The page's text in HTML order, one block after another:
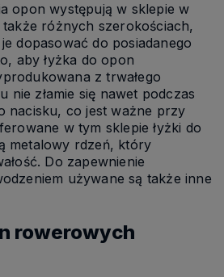
opon występują w sklepie w
różnych szerokościach,
dopasować do posiadanego
aby łyżka do opon
z trwałego
nie złamie się nawet podczas
nacisku, co jest ważne przy
w tym sklepie łyżki do
metalowy rdzeń, który
Do zapewnienie
używane są także inne
rowerowych